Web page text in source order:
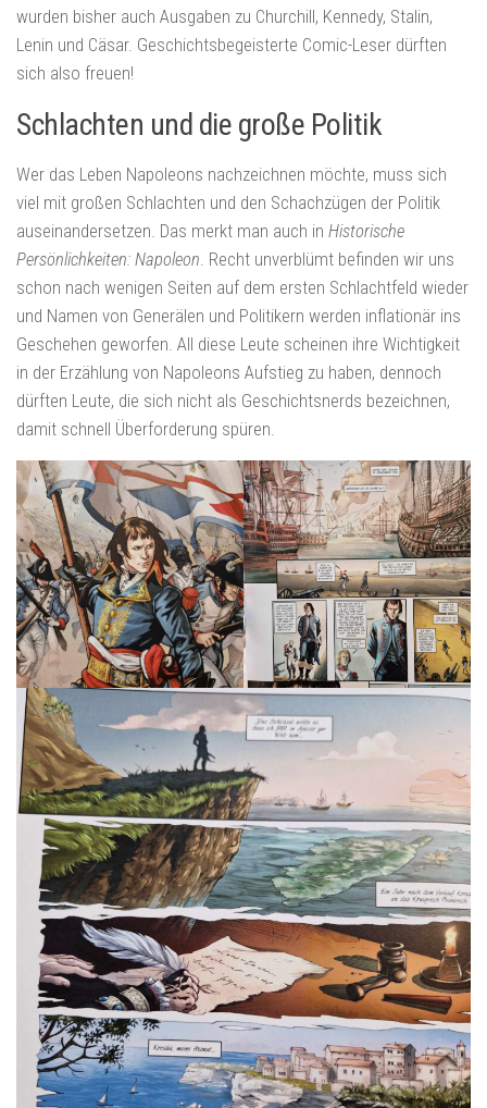
wurden bisher auch Ausgaben zu Churchill, Kennedy, Stalin,
Lenin und Cäsar. Geschichtsbegeisterte Comic-Leser dürften
sich also freuen!
Schlachten und die große Politik
Wer das Leben Napoleons nachzeichnen möchte, muss sich
viel mit großen Schlachten und den Schachzügen der Politik
auseinandersetzen. Das merkt man auch in Historische
Persönlichkeiten: Napoleon . Recht unverblümt befinden wir uns
schon nach wenigen Seiten auf dem ersten Schlachtfeld wieder
und Namen von Generälen und Politikern werden inflationär ins
Geschehen geworfen. All diese Leute scheinen ihre Wichtigkeit
in der Erzählung von Napoleons Aufstieg zu haben, dennoch
dürften Leute, die sich nicht als Geschichtsnerds bezeichnen,
damit schnell Überforderung spüren.